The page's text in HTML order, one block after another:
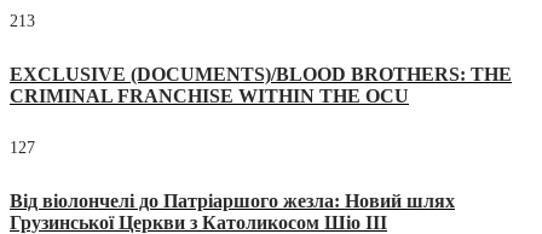
213
EXCLUSIVE (DOCUMENTS)/BLOOD BROTHERS: THE
CRIMINAL FRANCHISE WITHIN THE OCU
127
Від віолончелі до Патріаршого жезла: Новий шлях
Грузинської Церкви з Католикосом Шіо III